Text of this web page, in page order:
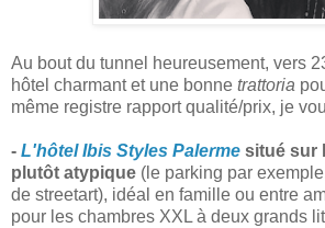
Au bout du tunnel heureusement, vers
hôtel charmant et une bonne trattoria
même registre rapport qualité/prix, je
- L'hôtel Ibis Styles Palerme situé sur
plutôt atypique (le parking par
de streetart), idéal en famille ou entre
pour les chambres XXL à deux grands